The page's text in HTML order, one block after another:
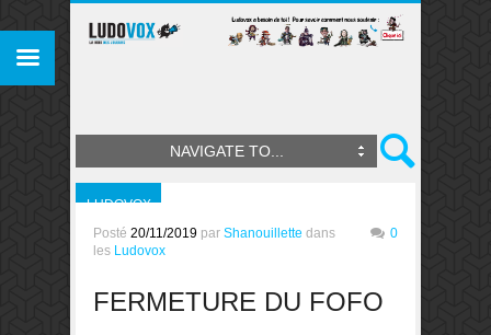
NAVIGATE TO...
LUDOVOX
Posté 20/11/2019 par Shanouillette dans
les Ludovox
0
FERMETURE DU FOFO